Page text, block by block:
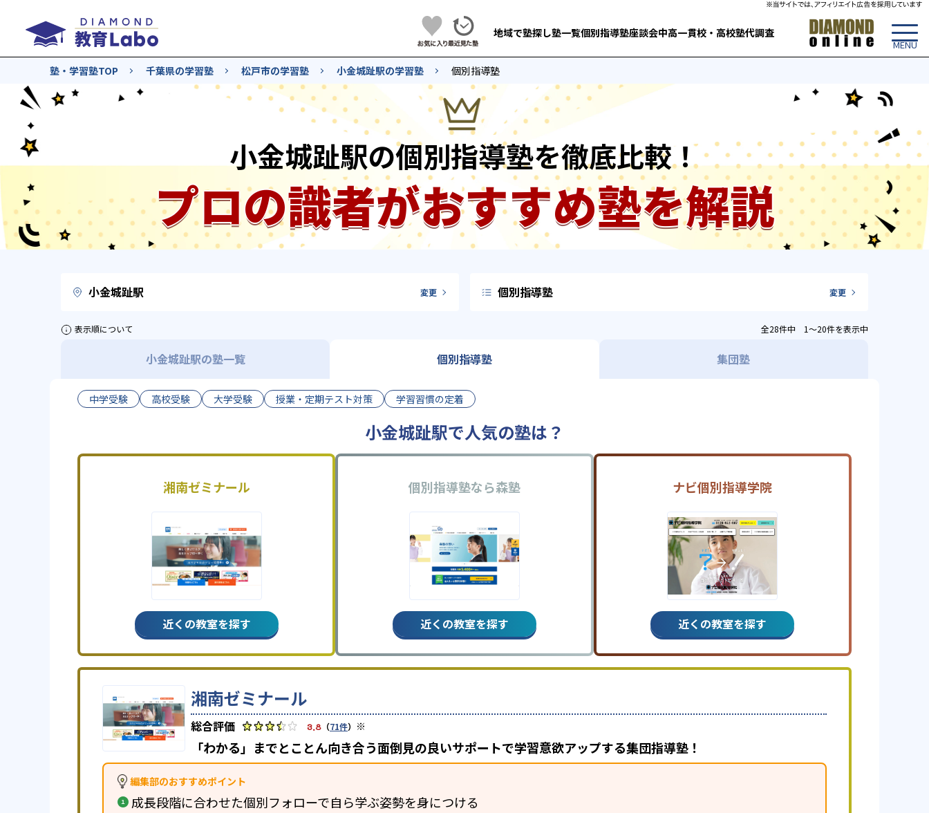
地域で塾探し塾一覧個別指導塾座談会中高一貫校・高校塾代調査
塾・学習塾TOP 千葉県の学習塾 松戸市の学習塾 小金城趾駅の学習塾 個別指導塾
小金城趾駅の個別指導塾を徹底比較！
プロの識者がおすすめ塾を解説
小金城趾駅 変更 個別指導塾 変更
表示順について 全28件中 1〜20件を表示中
小金城趾駅の塾一覧 個別指導塾 集団塾
中学受験 高校受験 大学受験 授業・定期テスト対策 学習習慣の定着
小金城趾駅で人気の塾は？
湘南ゼミナール
近くの教室を探す
個別指導塾なら森塾
近くの教室を探す
ナビ個別指導学院
近くの教室を探す
湘南ゼミナール
3.8 （71件） ※
「わかる」までとことん向き合う面倒見の良いサポートで学習意欲アップする集団指導塾！
編集部のおすすめポイント
成長段階に合わせた個別フォローで自ら学ぶ姿勢を身につける